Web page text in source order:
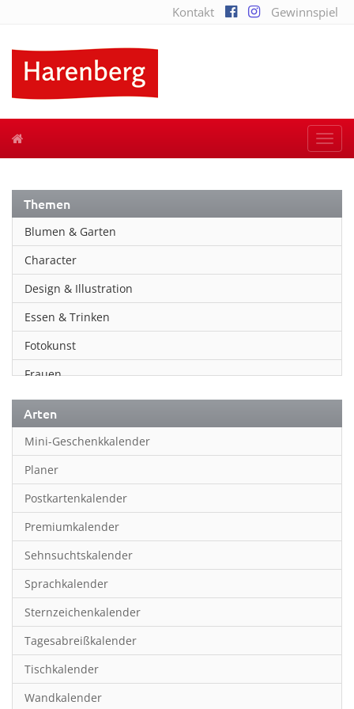
Kontakt Gewinnspiel
Themen
Blumen & Garten
Character
Design & Illustration
Essen & Trinken
Fotokunst
Frauen
Fußball
Geschichte
Humor & Cartoon
Inspiration & Entspannung
Inspiration & Spiritualität
Kinderkalender
Kunst
Länder & Städte
Landschaft & Natur
Lifestyle
Literatur
Arten
Mini-Geschenkkalender
Planer
Postkartenkalender
Premiumkalender
Sehnsuchtskalender
Sprachkalender
Sternzeichenkalender
Tagesabreißkalender
Tischkalender
Wandkalender